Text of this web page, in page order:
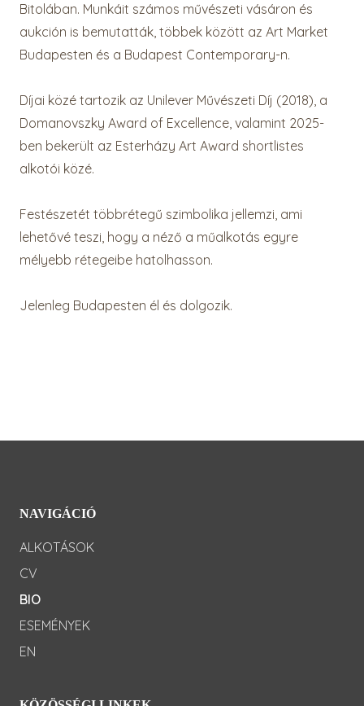
Bitolában. Munkáit számos művészeti vásáron és
aukción is bemutatták, többek között az Art Market
Budapesten és a Budapest Contemporary-n.
Díjai közé tartozik az Unilever Művészeti Díj (2018), a
Domanovszky Award of Excellence, valamint 2025-
ben bekerült az Esterházy Art Award shortlistes
alkotói közé.
Festészetét többrétegű szimbolika jellemzi, ami
lehetővé teszi, hogy a néző a műalkotás egyre
mélyebb rétegeibe hatolhasson.
Jelenleg Budapesten él és dolgozik.
NAVIGÁCIÓ
ALKOTÁSOK
CV
BIO
ESEMÉNYEK
EN